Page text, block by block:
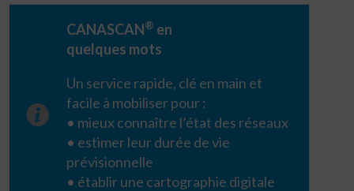
CANASCAN® en
quelques mots
Un service rapide, clé en main et
facile à mobiliser pour :
• mieux connaître l’état des réseaux
• estimer leur durée de vie
prévisionnelle
• établir une cartographie digitale